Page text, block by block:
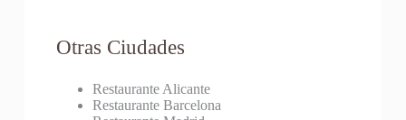
Otras Ciudades
Restaurante Alicante
Restaurante Barcelona